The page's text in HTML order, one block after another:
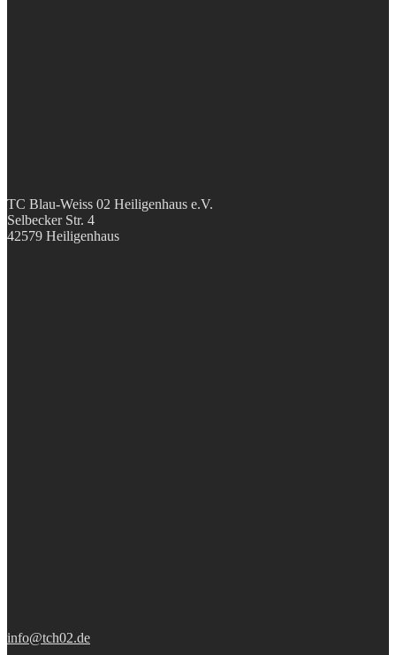
TC Blau-Weiss 02 Heiligenhaus e.V.
Selbecker Str. 4
42579 Heiligenhaus
info@tch02.de